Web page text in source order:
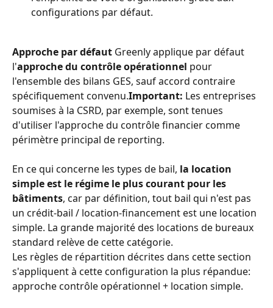
configurations par défaut.
Approche par défaut Greenly applique par défaut
l'approche du contrôle opérationnel pour
l'ensemble des bilans GES, sauf accord contraire
spécifiquement convenu.Important: Les entreprises
soumises à la CSRD, par exemple, sont tenues
d'utiliser l'approche du contrôle financier comme
périmètre principal de reporting.
En ce qui concerne les types de bail, la location
simple est le régime le plus courant pour les
bâtiments, car par définition, tout bail qui n'est pas
un crédit-bail / location-financement est une location
simple. La grande majorité des locations de bureaux
standard relève de cette catégorie.
Les règles de répartition décrites dans cette section
s'appliquent à cette configuration la plus répandue:
approche contrôle opérationnel + location simple.